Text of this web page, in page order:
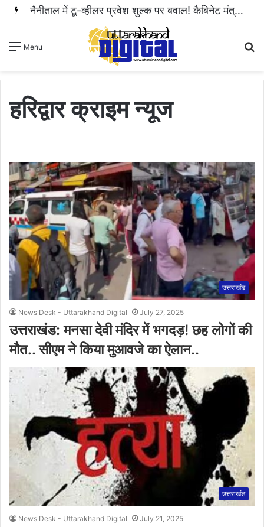
नैनीताल में टू-व्हीलर प्रवेश शुल्क पर बवाल! कैबिनेट मंत्री राम सिंह कैड़ा ने रुकवाई वसूली..
Menu
हरिद्वार क्राइम न्यूज
उत्तराखंड
News Desk - Uttarakhand Digital July 27, 2025
उत्तराखंड: मनसा देवी मंदिर में भगदड़! छह लोगों की
मौत.. सीएम ने किया मुआवजे का ऐलान..
उत्तराखंड
News Desk - Uttarakhand Digital July 21, 2025